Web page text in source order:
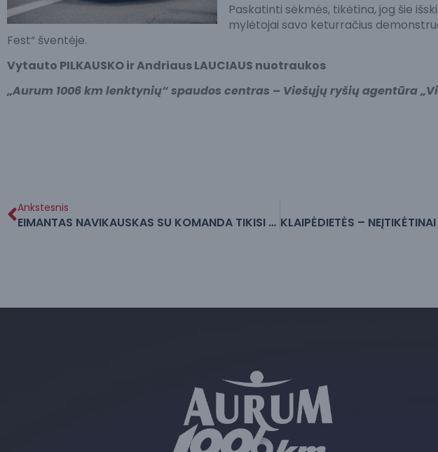
Paskatinti sėkmės, tikėtina, jog šie
mylėtojai savo keturračius
Fest“ šventėje.
Vytauto PILKAUSKO ir Andriaus LAUCIAUS nuotraukos
„Aurum 1006 km lenktynių“ spaudos centras – Viešųjų ryšių agentūra
Ankstesnis
EIMANTAS NAVIKAUSKAS SU KOMANDA TIKISI DAR VIENOS PERGALĖS